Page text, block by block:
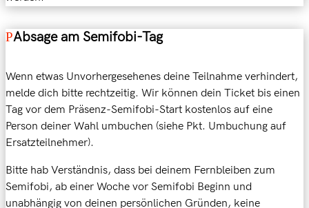
Absage am Semifobi-Tag
Wenn etwas Unvorhergesehenes deine Teilnahme verhindert,
melde dich bitte rechtzeitig. Wir können dein Ticket bis einen
Tag vor dem Präsenz-Semifobi-Start kostenlos auf eine
Person deiner Wahl umbuchen (siehe Pkt. Umbuchung auf
Ersatzteilnehmer).
Bitte hab Verständnis, dass bei deinem Fernbleiben zum
Semifobi, ab einer Woche vor Semifobi Beginn und
unabhängig von deinen persönlichen Gründen, keine